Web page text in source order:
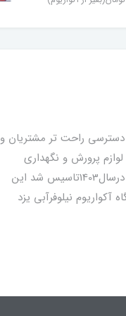
راحت تر مشتریان و
پرورش و نگهداری
آبزیان به تمام نقاط کشور درسال1403تاسیس شد این
آکواریوم نیلوفرآبی یزد